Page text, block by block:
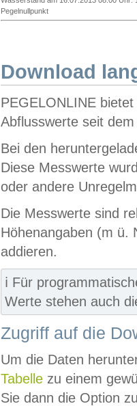
Pegelnullpunkt
Download
PEGELONLINE
Abflusswerte seit
Bei den
Diese Messwerte
oder andere
Die Messwerte sind
Höhenangaben (m ü.
addieren.
ℹ️ Für
Werte stehen auch
Zugriff auf die
Um die Daten
Tabelle zu einem
Sie dann die Option